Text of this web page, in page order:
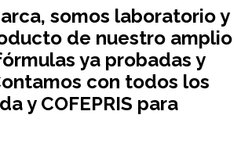
somos laboratorio y
de nuestro amplio
ya probadas y
con todos los
y COFEPRIS para